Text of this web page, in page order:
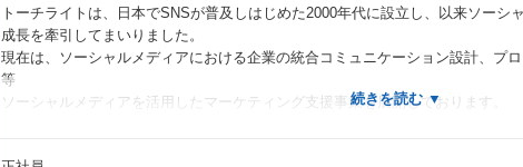
トーチライトは、日本でSNSが普及しはじめた2000年代に設立し、以来ソーシ
成長を牽引してまいりました。
現在は、ソーシャルメディアにおける企業の統合コミュニケーション設計、プ
等
ソーシャルメディアを活用したマーケティング支援事業を展開しております。